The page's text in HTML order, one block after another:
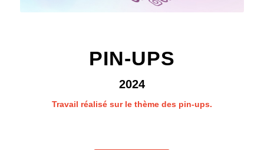
PIN-UPS
2024
Travail réalisé sur le thème des pin-ups.